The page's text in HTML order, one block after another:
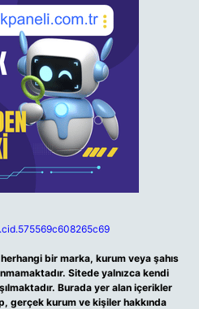
bir marka, kurum veya şahıs
Sitede yalnızca kendi
Burada yer alan içerikler
gerçek kurum ve kişiler hakkında